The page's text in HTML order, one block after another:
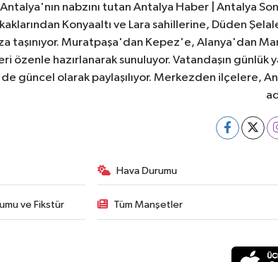
nabzını tutan Antalya Haber | Antalya Son
Konyaaltı ve Lara sahillerine, Düden
taşınıyor. Muratpaşa'dan Kepez'e, Alanya'dan
özenle hazırlanarak sunuluyor. Vatandaşın
güncel olarak paylaşılıyor. Merkezden ilçelere,
Hava Durumu
ve Fikstür Tüm Manşetler